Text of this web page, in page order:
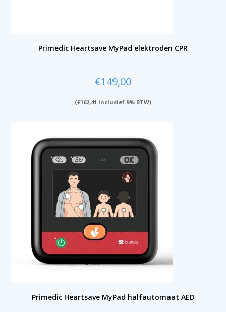
Primedic Heartsave MyPad elektroden CPR
€149,00
(€162,41 inclusief 9% BTW)
Primedic Heartsave MyPad halfautomaat AED